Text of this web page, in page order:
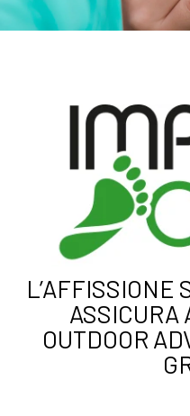
L’AFFISSIONE
ASSICURA
OUTDOOR